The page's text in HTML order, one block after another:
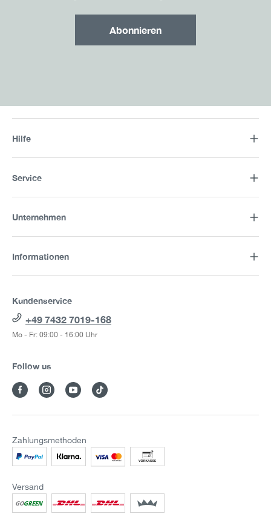
Abonnieren
Hilfe
Service
Unternehmen
Informationen
Kundenservice
+49 7432 7019-168
Mo - Fr: 09:00 - 16:00 Uhr
Follow us
Zahlungsmethoden
Versand